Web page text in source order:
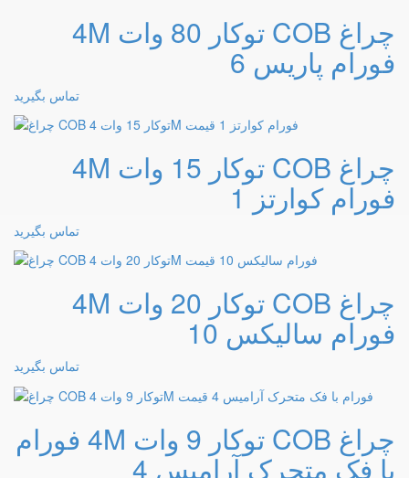
چراغ COB توکار 80 وات 4M
فورام پاریس 6
تماس بگیرید
چراغ COB توکار 15 وات 4M
فورام کوارتز 1
تماس بگیرید
چراغ COB توکار 20 وات 4M
فورام سالیکس 10
تماس بگیرید
چراغ COB توکار 9 وات 4M فورام
با فک متحرک آرامیس 4